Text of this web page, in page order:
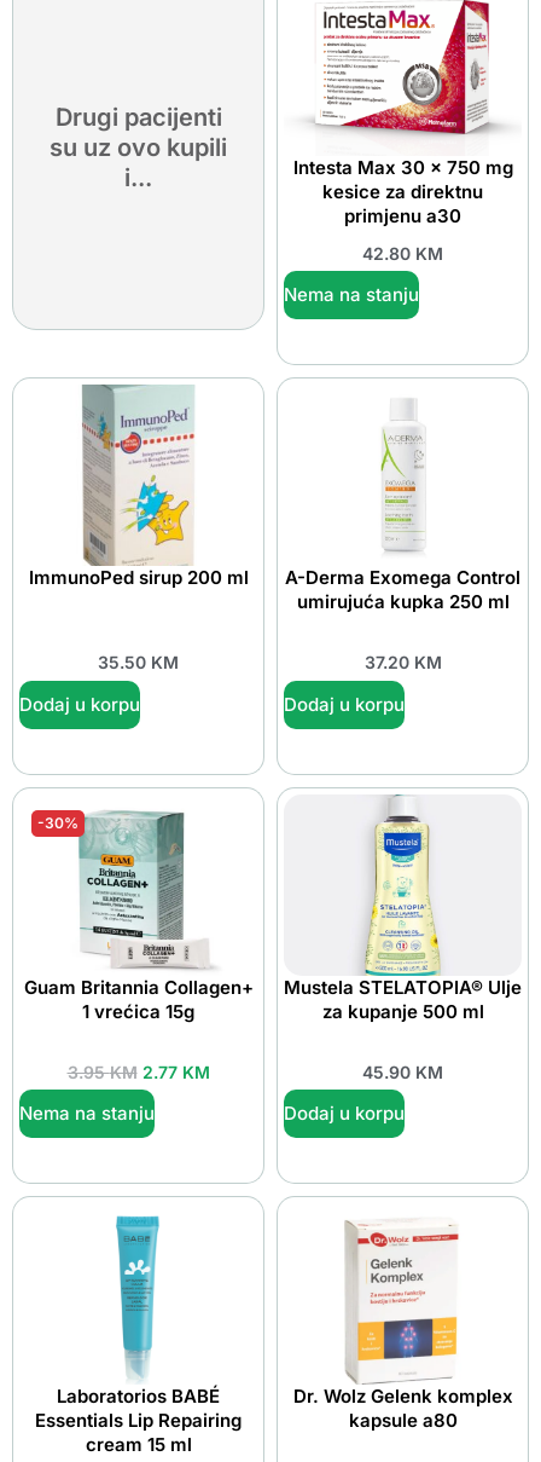
Drugi pacijenti
su uz ovo kupili
i...
Intesta Max 30 x 750 mg
kesice za direktnu
primjenu a30
42.80 KM
Nema na stanju
ImmunoPed sirup 200 ml
35.50 KM
Dodaj u korpu
A-Derma Exomega Control
umirujuća kupka 250 ml
37.20 KM
Dodaj u korpu
-30%
Guam Britannia Collagen+
1 vrećica 15g
3.95KM 2.77 KM
Nema na stanju
Mustela STELATOPIA® Ulje
za kupanje 500 ml
45.90 KM
Dodaj u korpu
Laboratorios BABÉ
Essentials Lip Repairing
cream 15 ml
Dr. Wolz Gelenk komplex
kapsule a80